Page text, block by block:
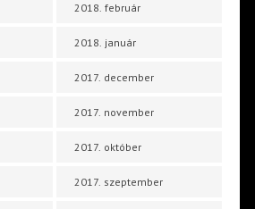
2018. február
2018. január
2017. december
2017. november
2017. október
2017. szeptember